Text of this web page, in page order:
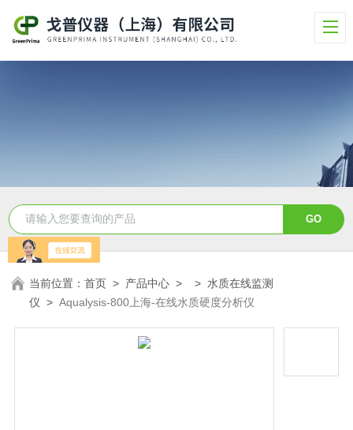
当前位置：首页 > 产品中心 > > 水质在线监测
仪 >Aqualysis-800上海-在线水质硬度分析仪